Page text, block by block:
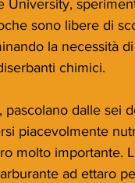
University,
sono libere di
la necessità
chimici.
dalle sei
piacevolmente
molto importante.
ad ettaro